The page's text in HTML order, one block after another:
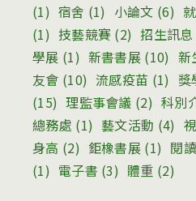
(1) 宿舍 (1) 小論文 (6)
(1) 技藝競賽 (2) 招生訊息
學展 (1) 新書書展 (10) 新
友會 (10) 流感疫苗 (1) 獎
(15) 理監事會議 (2) 科別
總務處 (1) 藝文活動 (4)
身高 (2) 鉅橡書展 (1) 閱
(1) 電子書 (3) 體重 (2)